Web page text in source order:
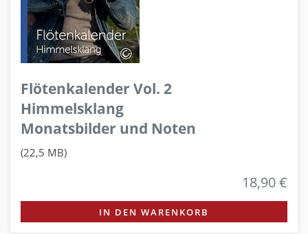
Flötenkalender Vol. 2
Himmelsklang
Monatsbilder und Noten
(22,5 MB)
18,90 €
IN DEN WARENKORB